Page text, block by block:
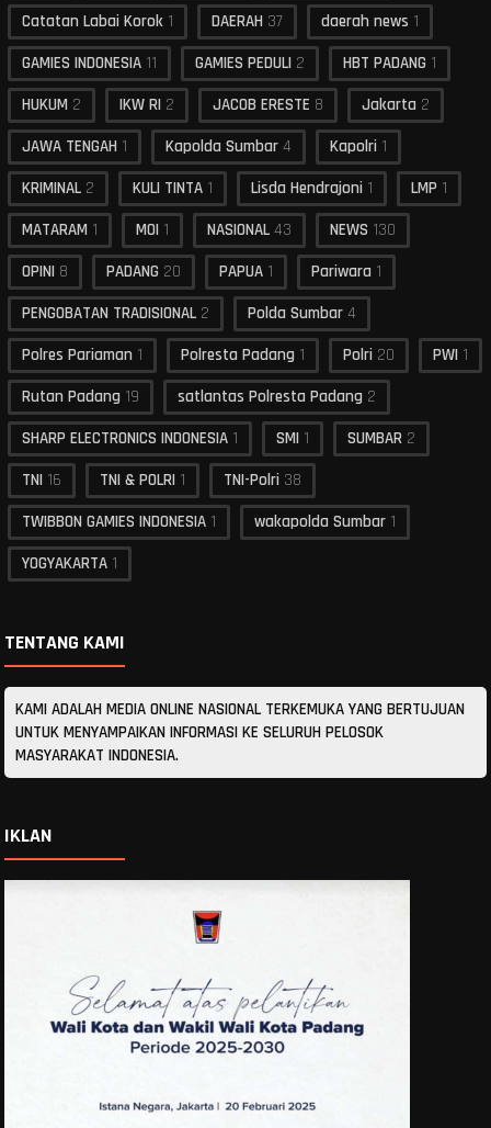
Catatan Labai Korok 1 DAERAH 37 daerah news 1
GAMIES INDONESIA 11 GAMIES PEDULI 2 HBT PADANG 1
HUKUM 2 IKW RI 2 JACOB ERESTE 8 Jakarta 2
JAWA TENGAH 1 Kapolda Sumbar 4 Kapolri 1
KRIMINAL 2 KULI TINTA 1 Lisda Hendrajoni 1 LMP 1
MATARAM 1 MOI 1 NASIONAL 43 NEWS 130
OPINI 8 PADANG 20 PAPUA 1 Pariwara 1
PENGOBATAN TRADISIONAL 2 Polda Sumbar 4
Polres Pariaman 1 Polresta Padang 1 Polri 20 PWI 1
Rutan Padang 19 satlantas Polresta Padang 2
SHARP ELECTRONICS INDONESIA 1 SMI 1 SUMBAR 2
TNI 16 TNI & POLRI 1 TNI-Polri 38
TWIBBON GAMIES INDONESIA 1 wakapolda Sumbar 1
YOGYAKARTA 1
TENTANG KAMI
KAMI ADALAH MEDIA ONLINE NASIONAL TERKEMUKA YANG BERTUJUAN
UNTUK MENYAMPAIKAN INFORMASI KE SELURUH PELOSOK
MASYARAKAT INDONESIA.
IKLAN